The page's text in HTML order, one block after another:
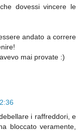
dovessi vincere le
andato a correre
mai provate :)
i raffreddori, e
bloccato veramente,